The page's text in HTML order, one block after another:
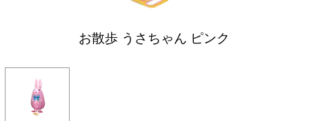
お散歩 うさちゃん ピンク